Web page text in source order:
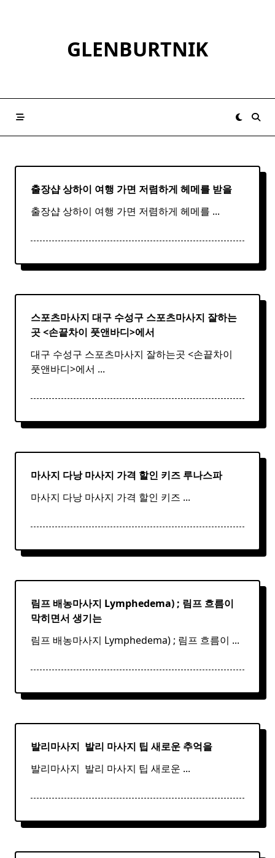
GLENBURTNIK
출장샵 상하이 여행 가면 저렴하게 헤메를 받을
출장샵 상하이 여행 가면 저렴하게 헤메를 ...
스포츠마사지 대구 수성구 스포츠마사지 잘하는
곳 <손끝차이 풋앤바디>에서
대구 수성구 스포츠마사지 잘하는곳 <손끝차이
풋앤바디>에서 ...
마사지 다낭마사지 가격 할인 키즈 루나스파
마사지 다낭 마사지 가격 할인 키즈 ...
림프 배농마사지 Lymphedema) ; 림프 흐름이
막히면서 생기는
림프 배농마사지 Lymphedema) ; 림프 흐름이 ...
발리마사지 ​ 발리 마사지 팁 새로운 추억을
발리마사지 ​ 발리 마사지 팁 새로운 ...